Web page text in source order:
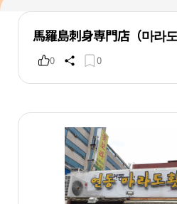
馬羅島刺身専門店（마라도
0 0